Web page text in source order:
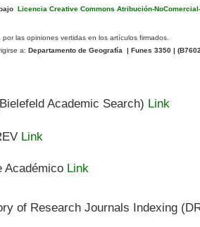
Licencia Creative Commons Atribución-
las opiniones vertidas en los artículos firmados.
a: Departamento de Geografía | Funes 3350 | (
Academic Search) Link
Link
Académico Link
of Research Journals Indexing